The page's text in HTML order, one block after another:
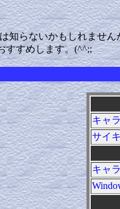
知らないかもしれません
すすめします。(^^;;
キャ
サイ
キャ